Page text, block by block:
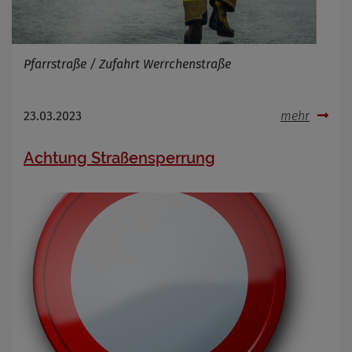
Pfarrstraße / Zufahrt Werrchenstraße
23.03.2023 mehr
Achtung Straßensperrung